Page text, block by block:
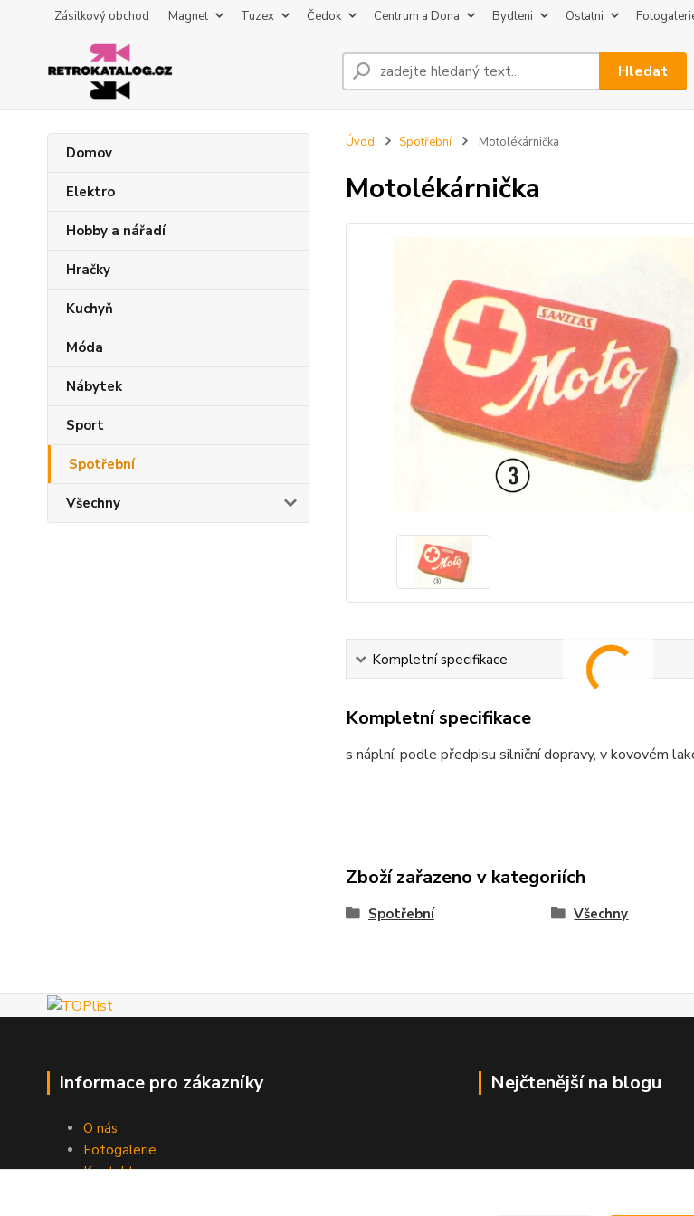
Zásilkový obchod Magnet Tuzex Čedok Centrum a Dona Bydleni Ostatni
Hledat
Domov
Elektro
Hobby a nářadí
Hračky
Kuchyň
Móda
Nábytek
Sport
Spotřební
Všechny
Úvod Spotřební Motolékárnička
Motolékárnička
Kompletní specifikace
Kompletní specifikace
s náplní, podle předpisu silniční dopravy, v kovovém
Zboží zařazeno v kategoriích
Spotřební Všechny
Informace pro zákazníky
O nás
Fotogalerie
Kontakty
Nejčtenější na blogu